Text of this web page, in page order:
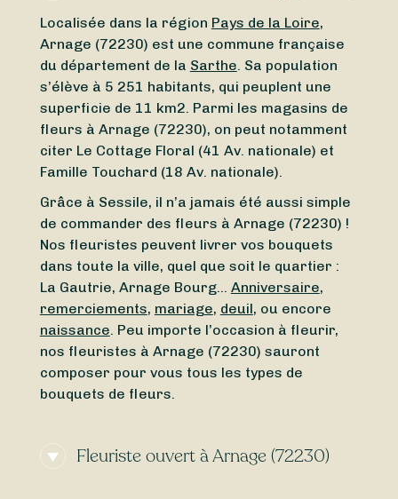
Localisée dans la région Pays de la Loire,
Arnage (72230) est une commune française
du département de la Sarthe . Sa population
s’élève à 5 251 habitants, qui peuplent une
superficie de 11 km2. Parmi les magasins de
fleurs à Arnage (72230), on peut notamment
citer Le Cottage Floral (41 Av. nationale) et
Famille Touchard (18 Av. nationale).
Grâce à Sessile, il n’a jamais été aussi simple
de commander des fleurs à Arnage (72230) !
Nos fleuristes peuvent livrer vos bouquets
dans toute la ville, quel que soit le quartier :
La Gautrie, Arnage Bourg… Anniversaire,
remerciements, mariage, deuil, ou encore
naissance . Peu importe l’occasion à fleurir,
nos fleuristes à Arnage (72230) sauront
composer pour vous tous les types de
bouquets de fleurs.
Fleuriste ouvert à Arnage (72230)